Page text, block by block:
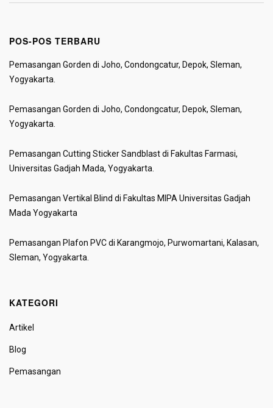
POS-POS TERBARU
Pemasangan Gorden di Joho, Condongcatur, Depok, Sleman,
Yogyakarta.
Pemasangan Gorden di Joho, Condongcatur, Depok, Sleman,
Yogyakarta.
Pemasangan Cutting Sticker Sandblast di Fakultas Farmasi,
Universitas Gadjah Mada, Yogyakarta.
Pemasangan Vertikal Blind di Fakultas MIPA Universitas Gadjah
Mada Yogyakarta
Pemasangan Plafon PVC di Karangmojo, Purwomartani, Kalasan,
Sleman, Yogyakarta.
KATEGORI
Artikel
Blog
Pemasangan